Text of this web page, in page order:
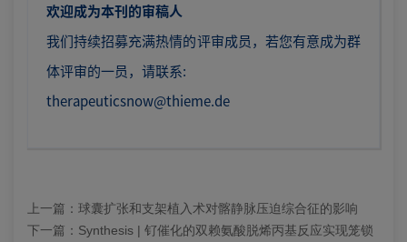
欢迎成为本刊的审稿人
我们持续招募充满热情的评审成员，若您有意成为群
体评审的一员，请联系:
therapeuticsnow@thieme.de
上一篇： 球囊扩张和支架植入术对髂静脉压迫综合征的影响
下一篇： Synthesis | 钌催化的双赖氨酸脱烯丙基反应实现笼锁